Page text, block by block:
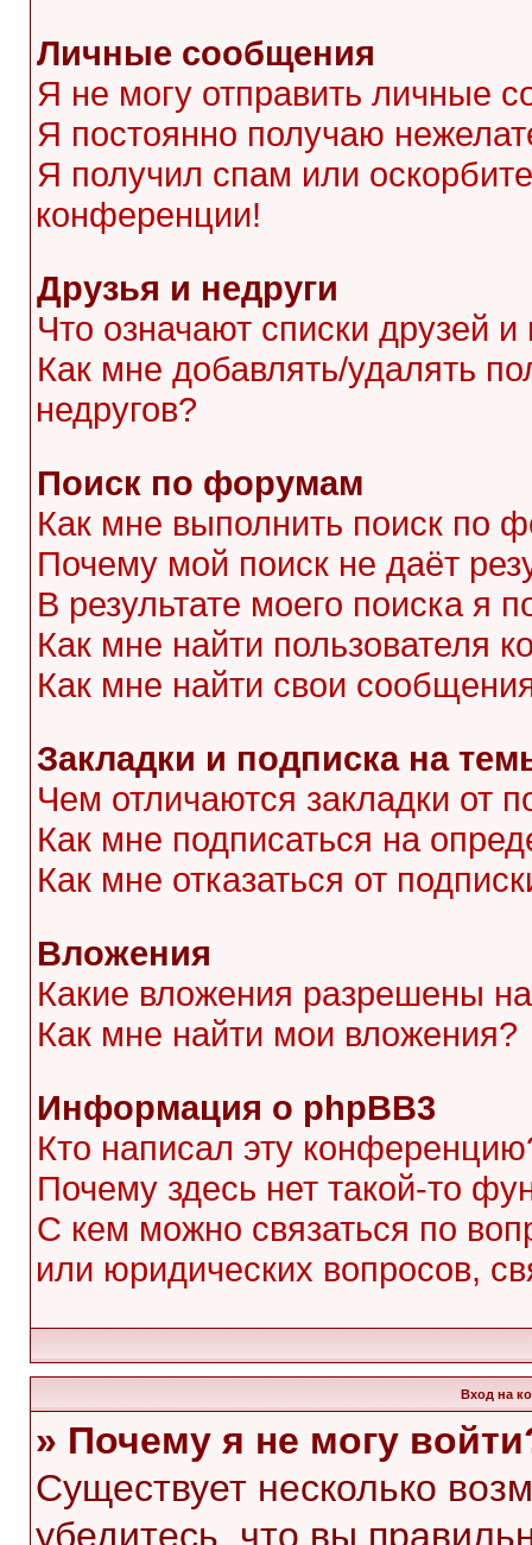
Личные сообщения
Я не могу отправить личные
Я постоянно получаю
Я получил спам или
конференции!
Друзья и недруги
Что означают списки друзей и
Как мне добавлять/удалять
недругов?
Поиск по форумам
Как мне выполнить поиск по
Почему мой поиск не даёт
В результате моего поиска я
Как мне найти пользователя
Как мне найти свои
Закладки и подписка на
Чем отличаются закладки от
Как мне подписаться на
Как мне отказаться от
Вложения
Какие вложения разрешены
Как мне найти мои вложения?
Информация о phpBB3
Кто написал эту
Почему здесь нет такой-то
С кем можно связаться по
или юридических вопросов,
Вход на
» Почему я не могу
Существует несколько
убедитесь, что вы